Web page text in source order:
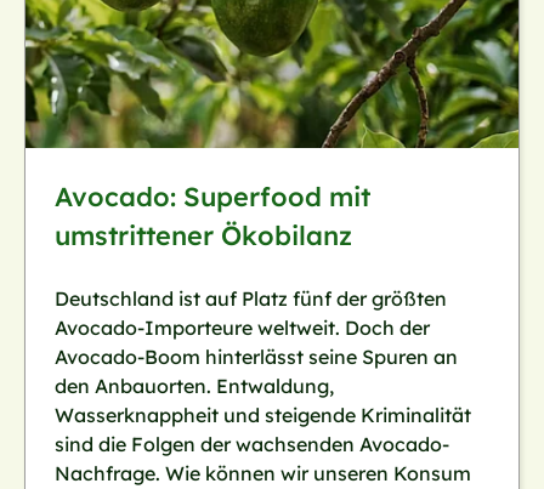
Avocado: Superfood mit
umstrittener Ökobilanz
Deutschland ist auf Platz fünf der größten
Avocado-Importeure weltweit. Doch der
Avocado-Boom hinterlässt seine Spuren an
den Anbauorten. Entwaldung,
Wasserknappheit und steigende Kriminalität
sind die Folgen der wachsenden Avocado-
Nachfrage. Wie können wir unseren Konsum